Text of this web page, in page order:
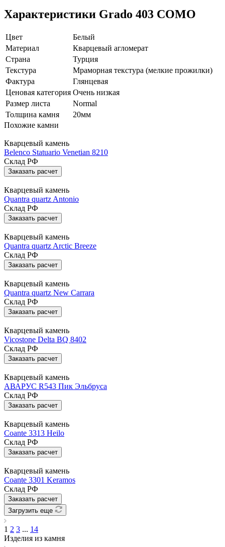
Характеристики Grado 403 COMO
Цвет
Белый
Материал
Кварцевый агломерат
Страна
Турция
Текстура
Мраморная текстура (мелкие прожилки)
Фактура
Глянцевая
Ценовая категория Очень низкая
Размер листа
Normal
Толщина камня
20мм
Похожие камни
Кварцевый камень
Belenco Statuario Venetian 8210
Склад РФ
Заказать расчет
Кварцевый камень
Quantra quartz Antonio
Склад РФ
Заказать расчет
Кварцевый камень
Quantra quartz Arctic Breeze
Склад РФ
Заказать расчет
Кварцевый камень
Quantra quartz New Carrara
Склад РФ
Заказать расчет
Кварцевый камень
Vicostone Delta BQ 8402
Склад РФ
Заказать расчет
Кварцевый камень
АВАРУС R543 Пик Эльбруса
Склад РФ
Заказать расчет
Кварцевый камень
Coante 3313 Heilo
Склад РФ
Заказать расчет
Кварцевый камень
Coante 3301 Keramos
Склад РФ
Заказать расчет
Загрузить еще
1 2 3 ... 14
Изделия из камня